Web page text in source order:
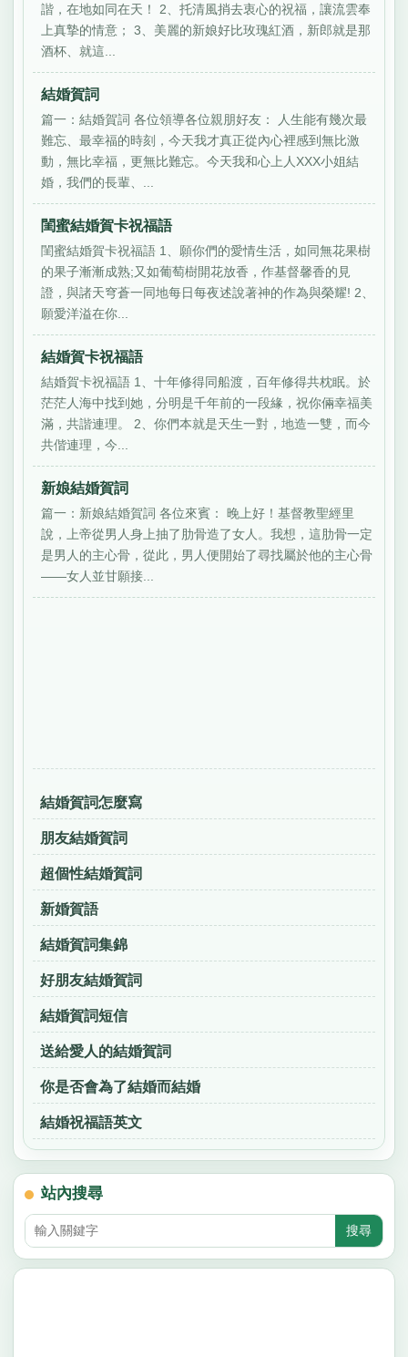
諧，在地如同在天！ 2、托清風捎去衷心的祝福，讓流雲奉
上真摯的情意； 3、美麗的新娘好比玫瑰紅酒，新郎就是那
酒杯、就這...
結婚賀詞
篇一：結婚賀詞 各位領導各位親朋好友： 人生能有幾次最
難忘、最幸福的時刻，今天我才真正從內心裡感到無比激
動，無比幸福，更無比難忘。今天我和心上人XXX小姐結
婚，我們的長輩、...
閨蜜結婚賀卡祝福語
閨蜜結婚賀卡祝福語 1、願你們的愛情生活，如同無花果樹
的果子漸漸成熟;又如葡萄樹開花放香，作基督馨香的見
證，與諸天穹蒼一同地每日每夜述說著神的作為與榮耀! 2、
願愛洋溢在你...
結婚賀卡祝福語
結婚賀卡祝福語 1、十年修得同船渡，百年修得共枕眠。於
茫茫人海中找到她，分明是千年前的一段緣，祝你倆幸福美
滿，共諧連理。 2、你們本就是天生一對，地造一雙，而今
共偕連理，今...
新娘結婚賀詞
篇一：新娘結婚賀詞 各位來賓： 晚上好！基督教聖經里
說，上帝從男人身上抽了肋骨造了女人。我想，這肋骨一定
是男人的主心骨，從此，男人便開始了尋找屬於他的主心骨
——女人並甘願接...
結婚賀詞怎麼寫
朋友結婚賀詞
超個性結婚賀詞
新婚賀語
結婚賀詞集錦
好朋友結婚賀詞
結婚賀詞短信
送給愛人的結婚賀詞
你是否會為了結婚而結婚
結婚祝福語英文
站內搜尋